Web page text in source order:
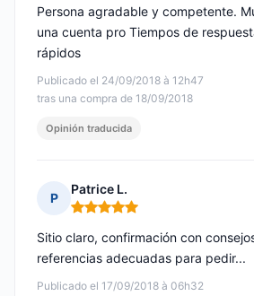
Publicado el 24/09/2018 à 12h47
tras una compra de 18/09/2018
Persona agradable y competente.
una cuenta pro Tiempos de
rápidos
Opinión traducida
P
Patrice L.
Nota: 5 de 5
Publicado el 17/09/2018 à 06h32
Sitio claro, confirmación con
referencias adecuadas para pedir...